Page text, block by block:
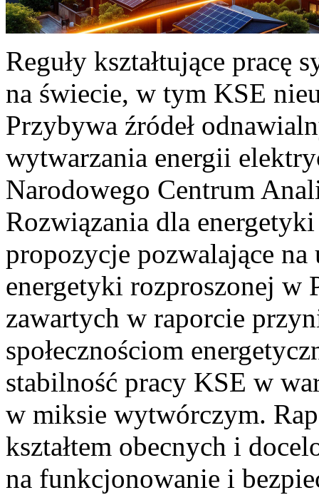
Reguły kształtujące pracę
na świecie, w tym KSE
Przybywa źródeł
wytwarzania energii
Narodowego Centrum
Rozwiązania dla
propozycje pozwalające
energetyki rozproszonej w
zawartych w raporcie
społecznościom
stabilność pracy KSE w
w miksie wytwórczym.
kształtem obecnych i
na funkcjonowanie i